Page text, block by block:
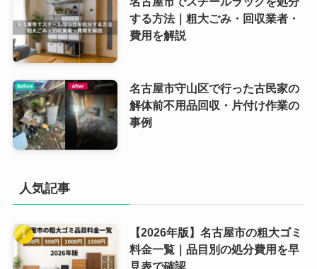
する方法｜粗大ごみ・回収業者・
費用を解説
名古屋市守山区で行った古民家の
解体前不用品回収・片付け作業の
事例
人気記事
【2026年版】名古屋市の粗大ゴミ
料金一覧｜品目別の処分費用を早
見表で確認